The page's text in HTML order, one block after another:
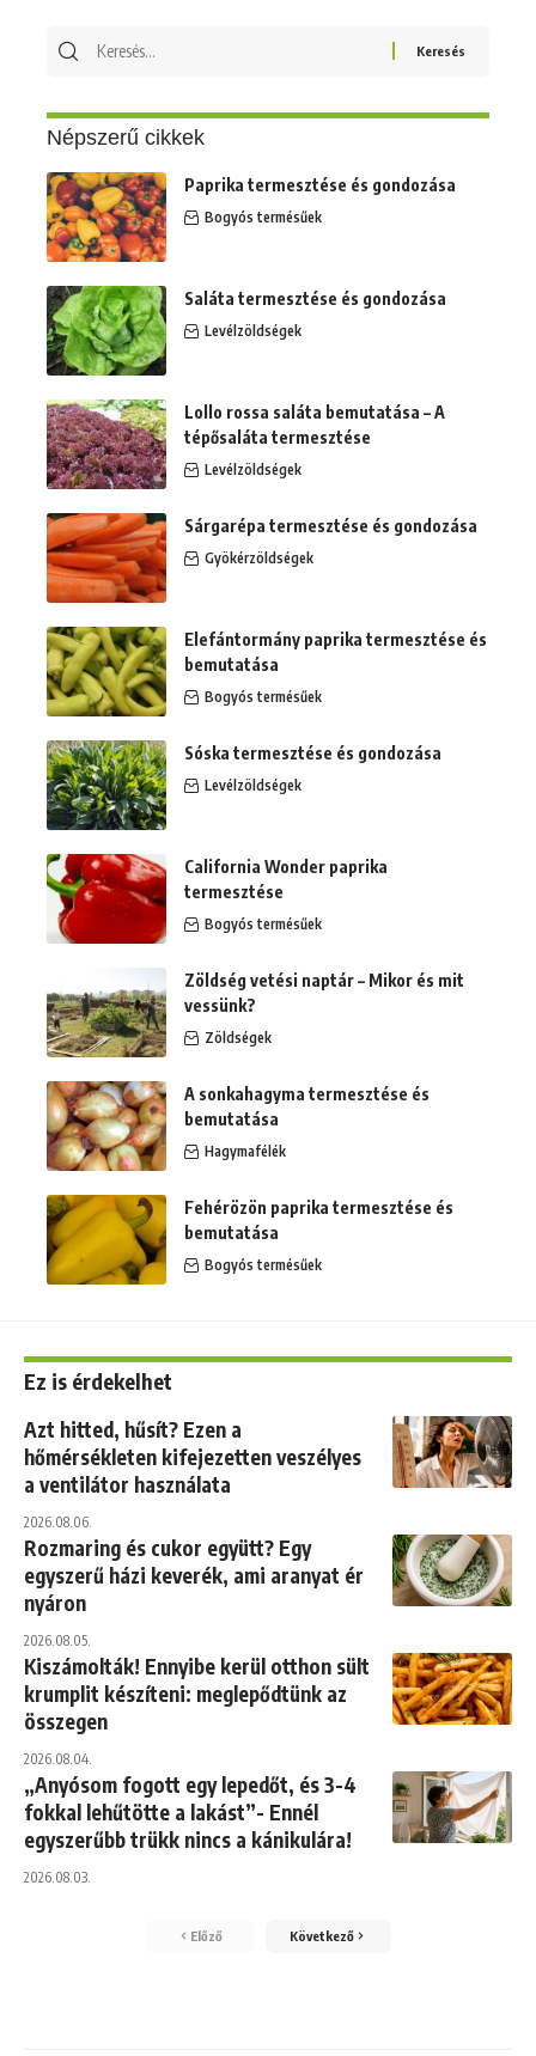
Keresés
Népszerű cikkek
Paprika termesztése és gondozása
Bogyós termésűek
Saláta termesztése és gondozása
Levélzöldségek
Lollo rossa saláta bemutatása – A
tépősaláta termesztése
Levélzöldségek
Sárgarépa termesztése és gondozása
Gyökérzöldségek
Elefántormány paprika termesztése és
bemutatása
Bogyós termésűek
Sóska termesztése és gondozása
Levélzöldségek
California Wonder paprika
termesztése
Bogyós termésűek
Zöldség vetési naptár – Mikor és mit
vessünk?
Zöldségek
A sonkahagyma termesztése és
bemutatása
Hagymafélék
Fehérözön paprika termesztése és
bemutatása
Bogyós termésűek
Ez is érdekelhet
Azt hitted, hűsít? Ezen a
hőmérsékleten kifejezetten veszélyes
a ventilátor használata
2026.08.06.
Rozmaring és cukor együtt? Egy
egyszerű házi keverék, ami aranyat ér
nyáron
2026.08.05.
Kiszámolták! Ennyibe kerül otthon sült
krumplit készíteni: meglepődtünk az
összegen
2026.08.04.
„Anyósom fogott egy lepedőt, és 3-4
fokkal lehűtötte a lakást”- Ennél
egyszerűbb trükk nincs a kánikulára!
2026.08.03.
Előző Következő